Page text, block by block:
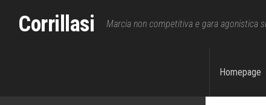
contentCorrillasi Marcia non competitiva e gara agonistica
Homepage